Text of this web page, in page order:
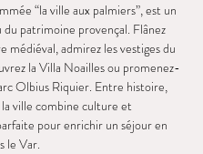
“la ville aux palmiers”, est un
patrimoine provençal. Flânez
médiéval, admirez les vestiges du
la Villa Noailles ou promenez-
Olbius Riquier. Entre histoire,
ville combine culture et
pour enrichir un séjour en
le Var.